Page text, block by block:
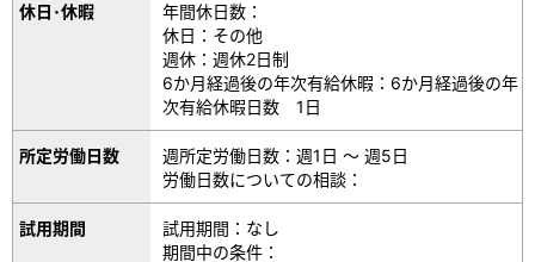
休日･休暇
年間休日数：
休日：その他
週休：週休2日制
6か月経過後の年次有給休暇：6か月経過後の年
次有給休暇日数 1日
所定労働日数
週所定労働日数：週1日 ～ 週5日
労働日数についての相談：
試用期間
試用期間：なし
期間中の条件：